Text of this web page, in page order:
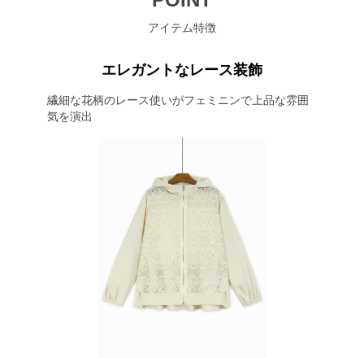
アイテム特徴
エレガントなレース装飾
繊細な花柄のレース使いがフェミニンで上品な雰囲
気を演出